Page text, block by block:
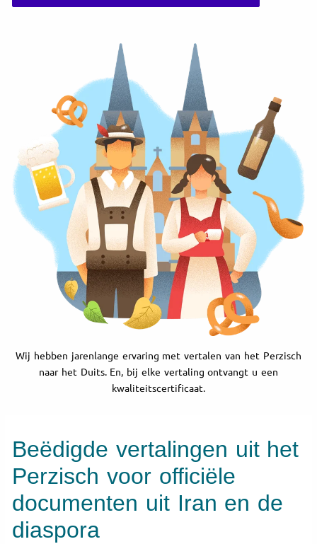
Wij hebben jarenlange ervaring met vertalen van het Perzisch
naar het Duits. En, bij elke vertaling ontvangt u een
kwaliteitscertificaat.
Beëdigde vertalingen uit het
Perzisch voor officiële
documenten uit Iran en de
diaspora